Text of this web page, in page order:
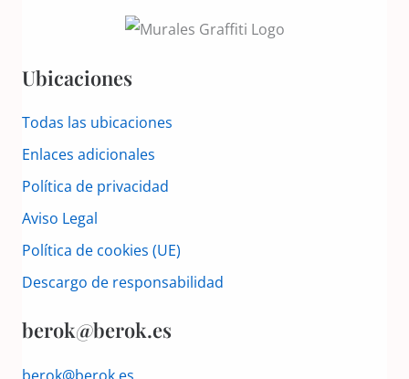
Ubicaciones
Todas las ubicaciones
Enlaces adicionales
Política de privacidad
Aviso Legal
Política de cookies (UE)
Descargo de responsabilidad
berok@berok.es